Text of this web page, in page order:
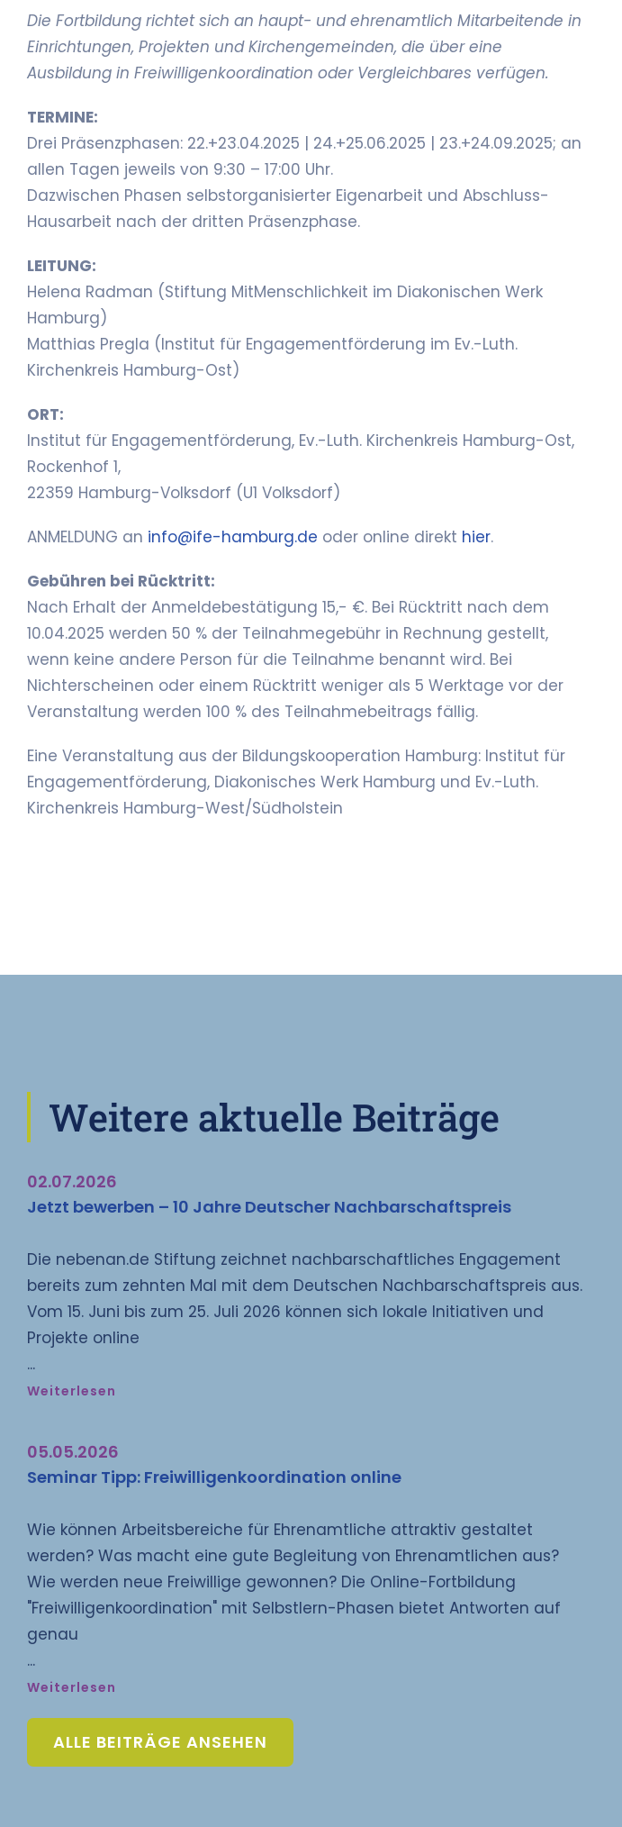
Die Fortbildung richtet sich an haupt- und ehrenamtlich Mitarbeitende in
Einrichtungen, Projekten und Kirchengemeinden, die über eine
Ausbildung in Freiwilligenkoordination oder Vergleichbares verfügen.
TERMINE:
Drei Präsenzphasen: 22.+23.04.2025 | 24.+25.06.2025 | 23.+24.09.2025; an
allen Tagen jeweils von 9:30 – 17:00 Uhr.
Dazwischen Phasen selbstorganisierter Eigenarbeit und Abschluss-
Hausarbeit nach der dritten Präsenzphase.
LEITUNG:
Helena Radman (Stiftung MitMenschlichkeit im Diakonischen Werk
Hamburg)
Matthias Pregla (Institut für Engagementförderung im Ev.-Luth.
Kirchenkreis Hamburg-Ost)
ORT:
Institut für Engagementförderung, Ev.-Luth. Kirchenkreis Hamburg-Ost,
Rockenhof 1,
22359 Hamburg-Volksdorf (U1 Volksdorf)
ANMELDUNG an info@ife-hamburg.de oder online direkt hier.
Gebühren bei Rücktritt:
Nach Erhalt der Anmeldebestätigung 15,- €. Bei Rücktritt nach dem
10.04.2025 werden 50 % der Teilnahmegebühr in Rechnung gestellt,
wenn keine andere Person für die Teilnahme benannt wird. Bei
Nichterscheinen oder einem Rücktritt weniger als 5 Werktage vor der
Veranstaltung werden 100 % des Teilnahmebeitrags fällig.
Eine Veranstaltung aus der Bildungskooperation Hamburg: Institut für
Engagementförderung, Diakonisches Werk Hamburg und Ev.-Luth.
Kirchenkreis Hamburg-West/Südholstein
Weitere aktuelle Beiträge
02.07.2026
Jetzt bewerben – 10 Jahre Deutscher Nachbarschaftspreis
Die nebenan.de Stiftung zeichnet nachbarschaftliches Engagement
bereits zum zehnten Mal mit dem Deutschen Nachbarschaftspreis aus.
Vom 15. Juni bis zum 25. Juli 2026 können sich lokale Initiativen und
Projekte online
Weiterlesen
05.05.2026
Seminar Tipp: Freiwilligenkoordination online
Wie können Arbeitsbereiche für Ehrenamtliche attraktiv gestaltet
werden? Was macht eine gute Begleitung von Ehrenamtlichen aus?
Wie werden neue Freiwillige gewonnen? Die Online-Fortbildung
"Freiwilligenkoordination" mit Selbstlern-Phasen bietet Antworten auf
genau
Weiterlesen
ALLE BEITRÄGE ANSEHEN